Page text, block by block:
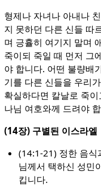
형제나 자녀나 아내나
지 못하던 다른 신들 따
며 긍휼히 여기지 말며
죽이되 죽일 때 먼저 그
야 합니다. 어떤 불량배
기를 다른 신들을 우리
확실하다면 칼날로 죽
나님 여호와께 드려야
(14장) 구별된 이스라엘
(14:1-21) 정한 음식
님께서 택하신 성민
킵니다.